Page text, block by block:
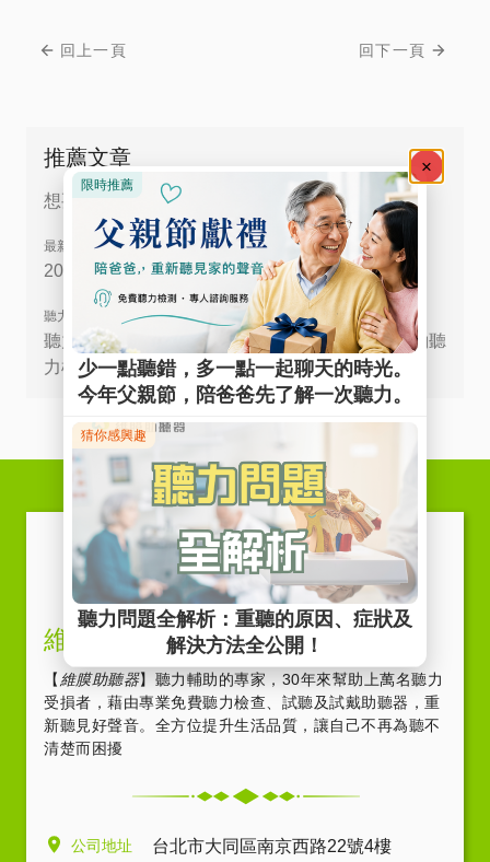
回上一頁 回下一頁
推薦文章
想要聽得更長久？ 挑選助聽器3大重點
最新活動
2024助聽器補助-全民聽力健康愛耳專案
聽力檢測
聽力檢查如何做？免費聽力測試哪裡找？線上預約聽
力檢查
維膜助聽器-聽力輔助專家
【 維膜助聽器】聽力輔助的專家，30年來幫助上萬名聽力
受損者，藉由專業免費聽力檢查、試聽及試戴助聽器，重
新聽見好聲音。全方位提升生活品質，讓自己不再為聽不
清楚而困擾
公司地址 台北市大同區南京西路22號4樓